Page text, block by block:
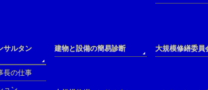
サルタン
長の仕事
建物と設備の簡易診断 大規模修繕委員